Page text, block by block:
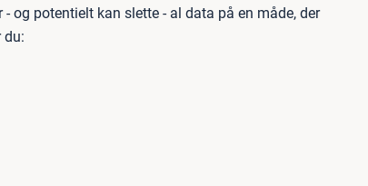
og potentielt kan slette - al data på en måde, der
du: